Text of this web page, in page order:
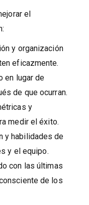
el
y organización
eficazmente.
en lugar de
de que ocurran.
y
medir el éxito.
y habilidades de
y el equipo.
con las últimas
de los